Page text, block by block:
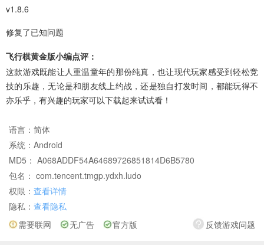
v1.8.6
修复了已知问题
飞行棋黄金版小编点评：
这款游戏既能让人重温童年的那份纯真，也让现代玩家感受到轻松竞
技的乐趣，无论是和朋友线上约战，还是独自打发时间，都能玩得不
亦乐乎，有兴趣的玩家可以下载起来试试看！
语言： 简体
系统： Android
MD5： A068ADDF54A64689726851814D6B5780
包名： com.tencent.tmgp.ydxh.ludo
权限： 查看详情
隐私： 查看隐私
反馈游戏问题
需要联网 无广告 官方版